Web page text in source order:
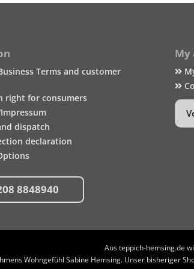
Terms and customer
right for consumers
dispatch
declaration
8848940
My
Aus teppich-hemsing.de
Wohngefühl Sabine Hemsing. Unser bisheriger